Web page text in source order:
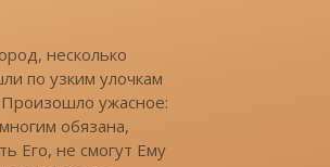
несколько
по узким улочкам
ужасное:
обязана,
Его, не смогут Ему